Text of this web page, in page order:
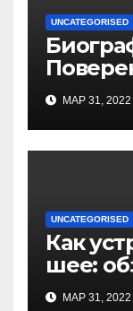
UNCATEGORISED
жизнь,
МАР 31, 2022
UNCATEGORISED
Как
шее:
МАР 31, 2022